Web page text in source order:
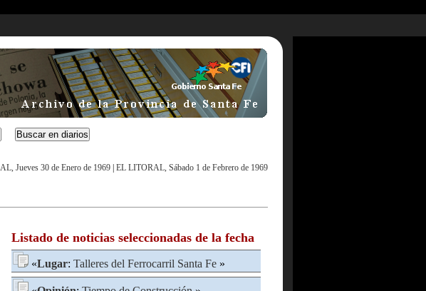
Jueves 30 de Enero de 1969 EL LITORAL, Sábado 1 de Febrero de 1969
Listado de noticias seleccionadas de la fecha
«Lugar: Talleres del Ferrocarril Santa Fe »